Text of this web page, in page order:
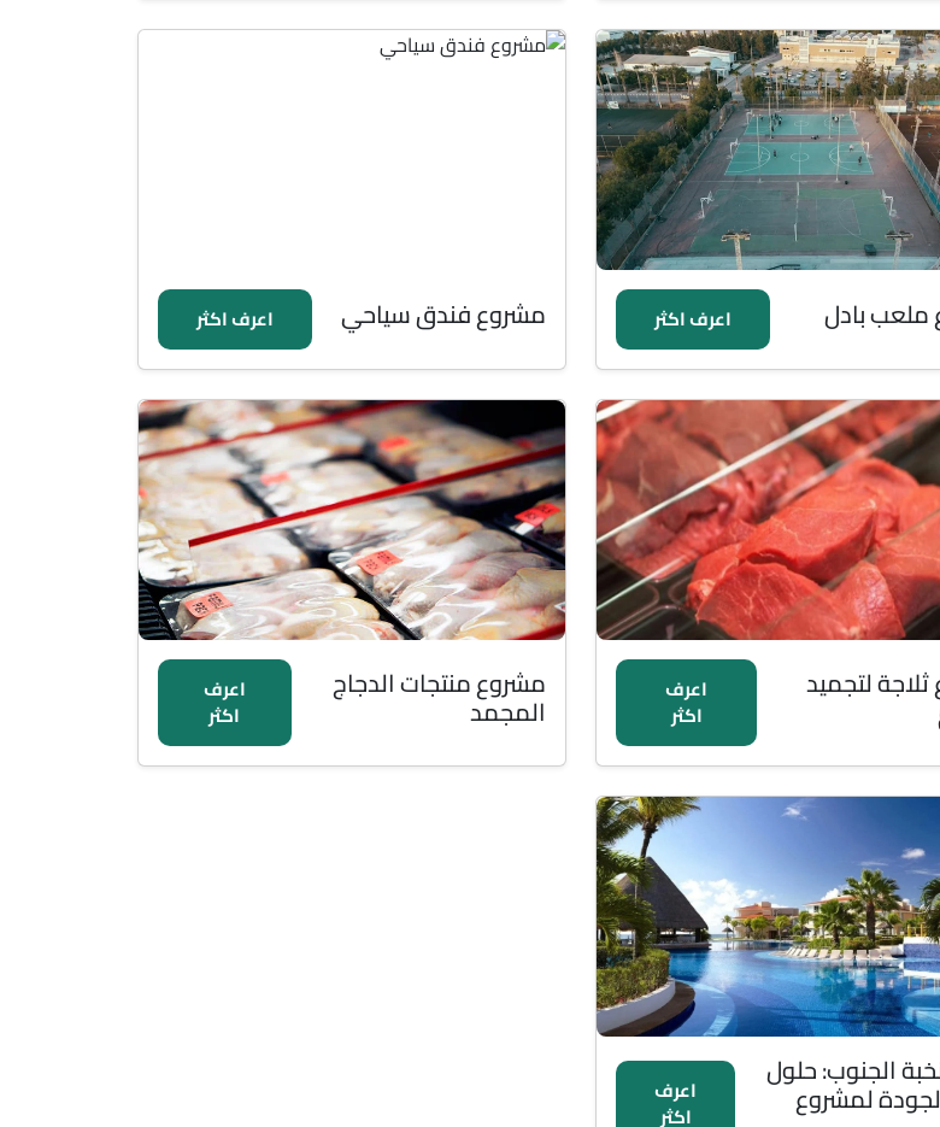
بادل اعرف اكثر مشروع فندق سياحي اعرف اكثر
لتجميد اعرف
اكثر
مشروع منتجات الدجاج
المجمد
اعرف
اكثر
الجنوب: حلول
لمشروع اعرف
اكثر